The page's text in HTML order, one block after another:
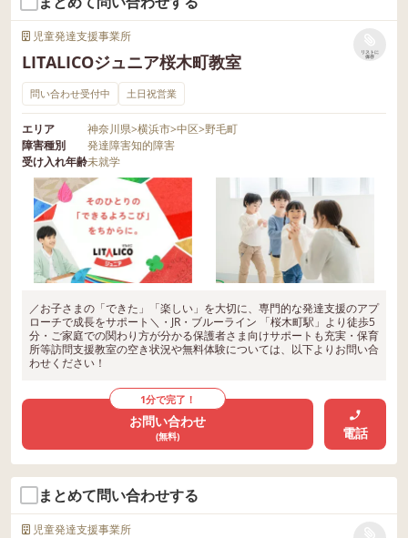
児童発達支援事業所
LITALICOジュニア桜木町教室
リストに
保存
問い合わせ受付中 土日祝営業
エリア 神奈川県>横浜市>中区>野毛町
障害種別
発達障害知的障害
受け入れ年齢未就学
／お子さまの「できた」「楽しい」を大切に、専門的な発達支援のアプ
ローチで成長をサポート＼・JR・ブルーライン 「桜木町駅」より徒歩5
分・ご家庭での関わり方が分かる保護者さま向けサポートも充実・保育
所等訪問支援教室の空き状況や無料体験については、以下よりお問い合
わせください！
1分で完了！
お問い合わせ
(無料) 電話
まとめて問い合わせする
児童発達支援事業所